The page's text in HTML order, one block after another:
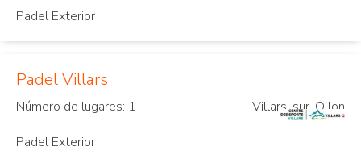
Padel Exterior
Padel Villars
Número de lugares: 1
Villars-sur-Ollon
Padel Exterior